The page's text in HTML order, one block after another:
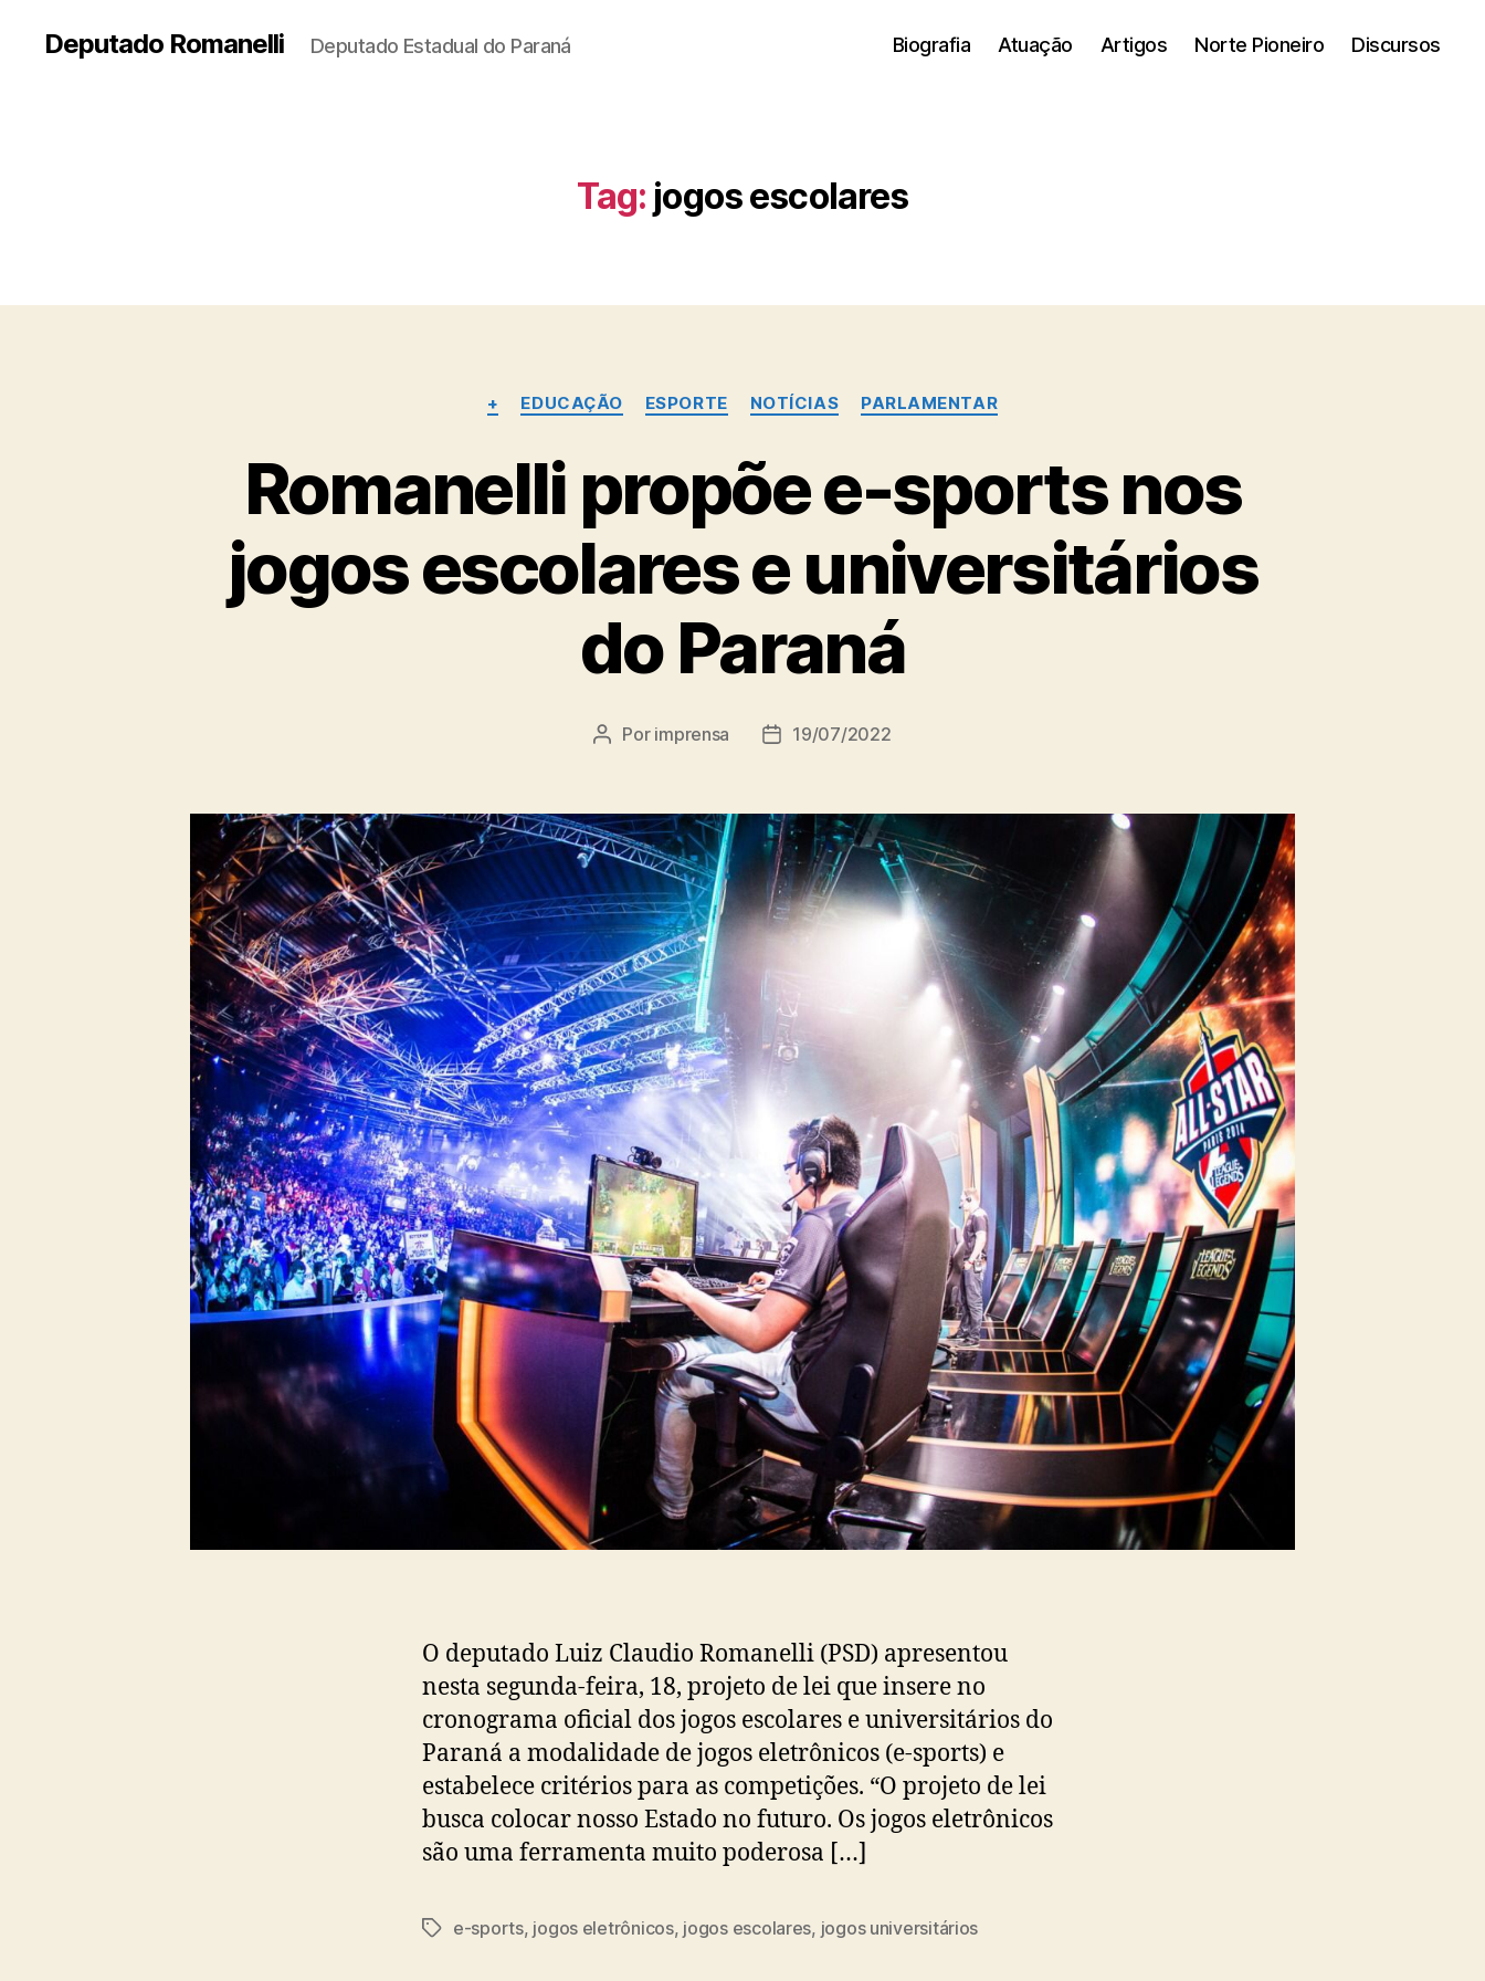
Deputado Romanelli Deputado Estadual do Paraná Biografia Atuação Artigos Norte Pioneiro Discursos
Tag: jogos escolares
Categorias
+ EDUCAÇÃO ESPORTE NOTÍCIAS PARLAMENTAR
Romanelli propõe e-sports nos
jogos escolares e universitários
do Paraná
Autor
Por imprensa
Data19/07/2022
O deputado Luiz Claudio Romanelli (PSD) apresentou
nesta segunda-feira, 18, projeto de lei que insere no
cronograma oficial dos jogos escolares e universitários do
Paraná a modalidade de jogos eletrônicos (e-sports) e
estabelece critérios para as competições. “O projeto de lei
busca colocar nosso Estado no futuro. Os jogos eletrônicos
são uma ferramenta muito poderosa […]
Tagse-sports, jogos eletrônicos, jogos escolares, jogos universitários